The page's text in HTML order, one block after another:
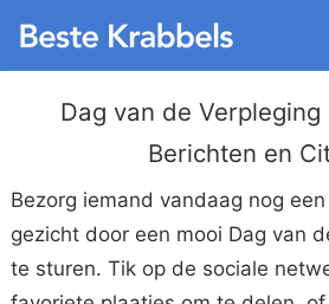
Dag van de
Berichten en
Bezorg iemand vandaag nog
gezicht door een mooi Dag van
te sturen. Tik op de sociale